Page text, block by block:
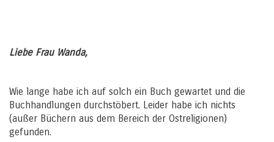
Liebe Frau Wanda,
Wie lange habe ich auf solch ein Buch gewartet und die
Buchhandlungen durchstöbert. Leider habe ich nichts
(außer Büchern aus dem Bereich der Ostreligionen)
gefunden.